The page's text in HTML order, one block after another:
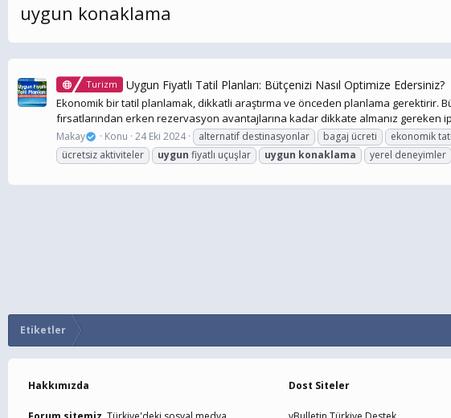
uygun konaklama
Turizm Uygun Fiyatlı Tatil Planları: Bütçenizi Nasıl Optimize Edersiniz?
Ekonomik bir tatil planlamak, dikkatli araştırma ve önceden planlama
fırsatlarından erken rezervasyon avantajlarına kadar dikkate almanız gereken
Makay Konu 24 Eki 2024 alternatif destinasyonlar bagaj ücreti ekonomik
ücretsiz aktiviteler
uygun fiyatlı uçuşlar uygun konaklama yerel deneyimler
Etiketler
Hakkımızda Dost Siteler